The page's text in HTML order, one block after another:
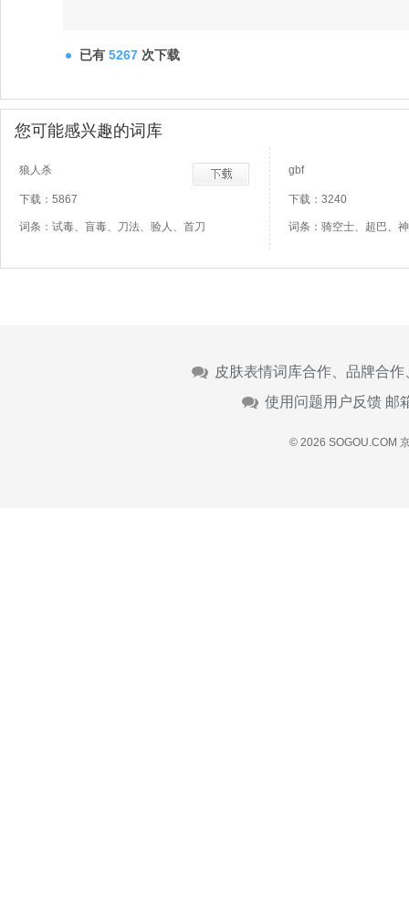
已有 5267 次下载
您可能感兴趣的词库
狼人杀
下载：5867
词条：试毒、盲毒、刀法、验人、首刀
gbf
下载：3240
词条：骑空士、超巴、
皮肤表情词库合作、品牌合
使用问题用户反馈 邮
© 2026 SOGOU.COM